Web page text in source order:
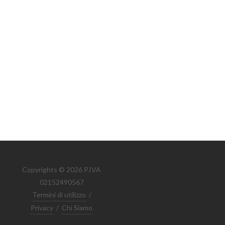
Copyrights © 2026 P.IVA
02152490567
Termini di utilizzo /
Privacy / Chi Siamo